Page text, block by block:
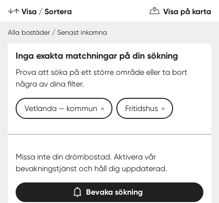
Visa / Sortera Visa på karta
Alla bostäder / Senast inkomna
Inga exakta matchningar på din sökning
Prova att söka på ett större område eller ta bort
några av dina filter.
Vetlanda — kommun Fritidshus
Missa inte din drömbostad. Aktivera vår
bevakningstjänst och håll dig uppdaterad.
Bevaka sökning